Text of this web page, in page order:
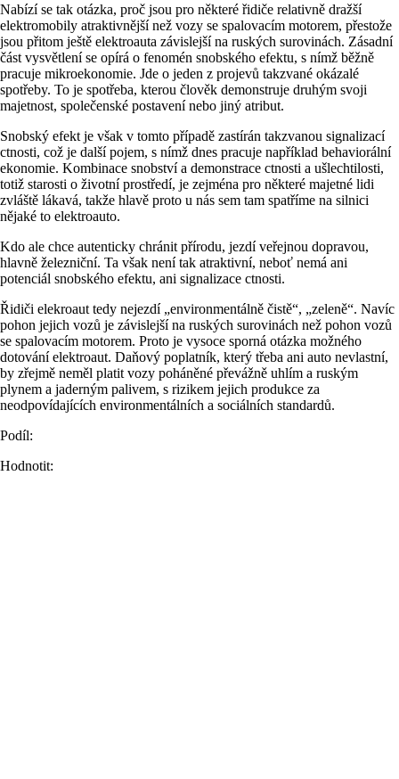
Nabízí se tak otázka, proč jsou pro některé řidiče relativně dražší
elektromobily atraktivnější než vozy se spalovacím motorem, přestože
jsou přitom ještě elektroauta závislejší na ruských surovinách. Zásadní
část vysvětlení se opírá o fenomén snobského efektu, s nímž běžně
pracuje mikroekonomie. Jde o jeden z projevů takzvané okázalé
spotřeby. To je spotřeba, kterou člověk demonstruje druhým svoji
majetnost, společenské postavení nebo jiný atribut.
Snobský efekt je však v tomto případě zastírán takzvanou signalizací
ctnosti, což je další pojem, s nímž dnes pracuje například behaviorální
ekonomie. Kombinace snobství a demonstrace ctnosti a ušlechtilosti,
totiž starosti o životní prostředí, je zejména pro některé majetné lidi
zvláště lákavá, takže hlavě proto u nás sem tam spatříme na silnici
nějaké to elektroauto.
Kdo ale chce autenticky chránit přírodu, jezdí veřejnou dopravou,
hlavně železniční. Ta však není tak atraktivní, neboť nemá ani
potenciál snobského efektu, ani signalizace ctnosti.
Řidiči elekroaut tedy nejezdí „environmentálně čistě“, „zeleně“. Navíc
pohon jejich vozů je závislejší na ruských surovinách než pohon vozů
se spalovacím motorem. Proto je vysoce sporná otázka možného
dotování elektroaut. Daňový poplatník, který třeba ani auto nevlastní,
by zřejmě neměl platit vozy poháněné převážně uhlím a ruským
plynem a jaderným palivem, s rizikem jejich produkce za
neodpovídajících environmentálních a sociálních standardů.
Podíl:
Hodnotit: